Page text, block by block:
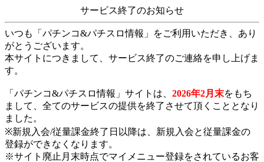
サービス終了のお知らせ
いつも「パチンコ&パチスロ情報」をご利用いただき、あり
がとうございます。
本サイトにつきまして、サービス終了のご連絡を申し上げま
す。
「パチンコ&パチスロ情報」サイトは、 2026年2月末をもち
まして、全てのサービスの提供を終了させて頂くこととなり
ました。
※新規入会/従量課金終了日以降は、新規入会と従量課金の
登録ができなくなります。
※サイト廃止月末時点でマイメニュー登録をされているお客